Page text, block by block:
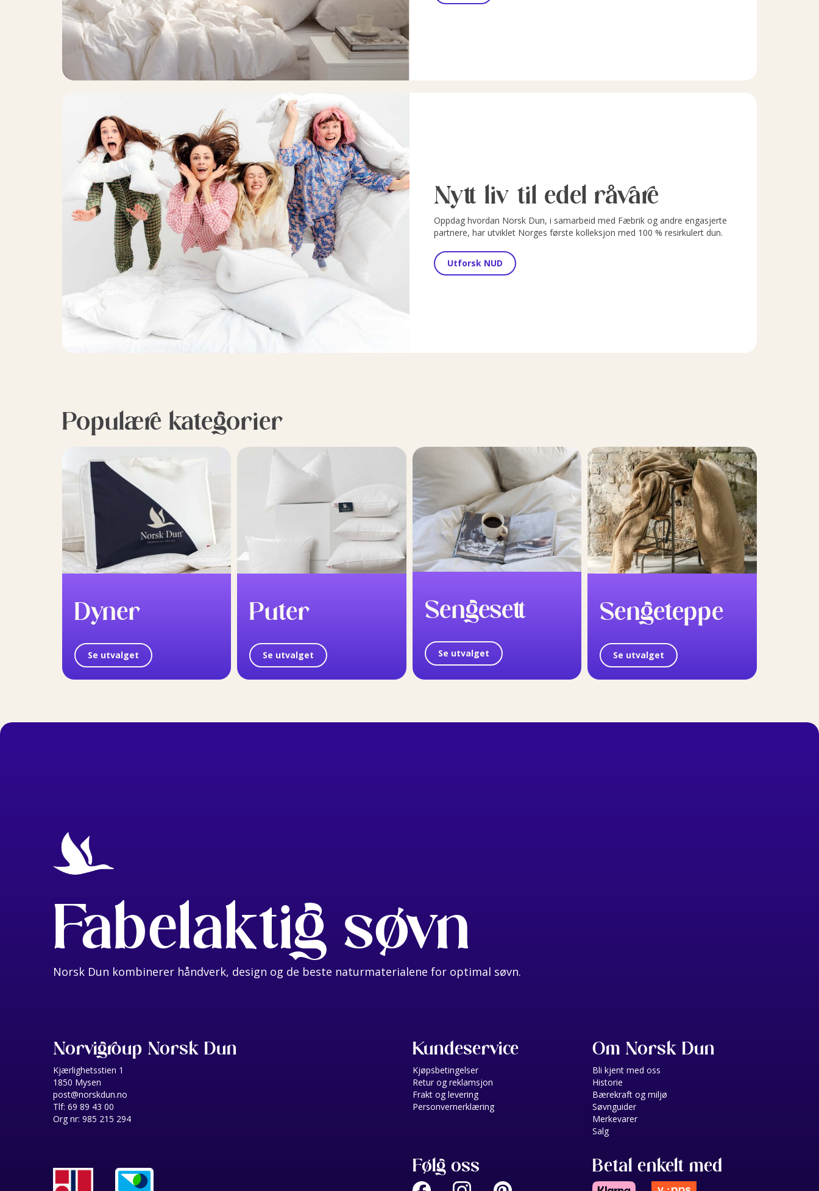
Nytt liv til edel råvare
Oppdag hvordan Norsk Dun, i samarbeid med Fæbrik og andre engasjerte
partnere, har utviklet Norges første kolleksjon med 100 % resirkulert dun.
Utforsk NUD
Populære kategorier
Dyner
Se utvalget
Puter
Se utvalget
Sengesett
Se utvalget
Sengeteppe
Se utvalget
Fabelaktig søvn
Norsk Dun kombinerer håndverk, design og de beste naturmaterialene for optimal søvn.
Norvigroup Norsk Dun
Kjærlighetsstien 1
1850 Mysen
post@norskdun.no
Tlf: 69 89 43 00
Org nr: 985 215 294
Kundeservice
Kjøpsbetingelser
Retur og reklamsjon
Frakt og levering
Personvernerklæring
Om Norsk Dun
Bli kjent med oss
Historie
Bærekraft og miljø
Søvnguider
Merkevarer
Salg
Følg oss Betal enkelt med